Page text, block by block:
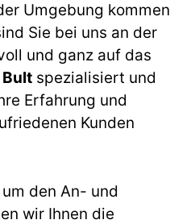
Umgebung kommen
Sie bei uns an der
und ganz auf das
spezialisiert und
Erfahrung und
Kunden
den An- und
wir Ihnen die